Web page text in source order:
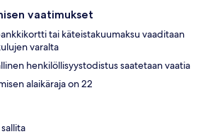
vaatimukset
tai käteistakuumaksu vaaditaan
varalta
henkilöllisyystodistus saatetaan vaatia
alaikäraja on 22